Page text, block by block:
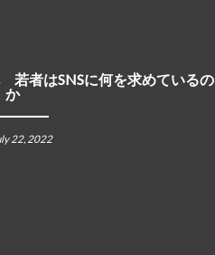
者はSNSに何を求めているの
か
22, 2022